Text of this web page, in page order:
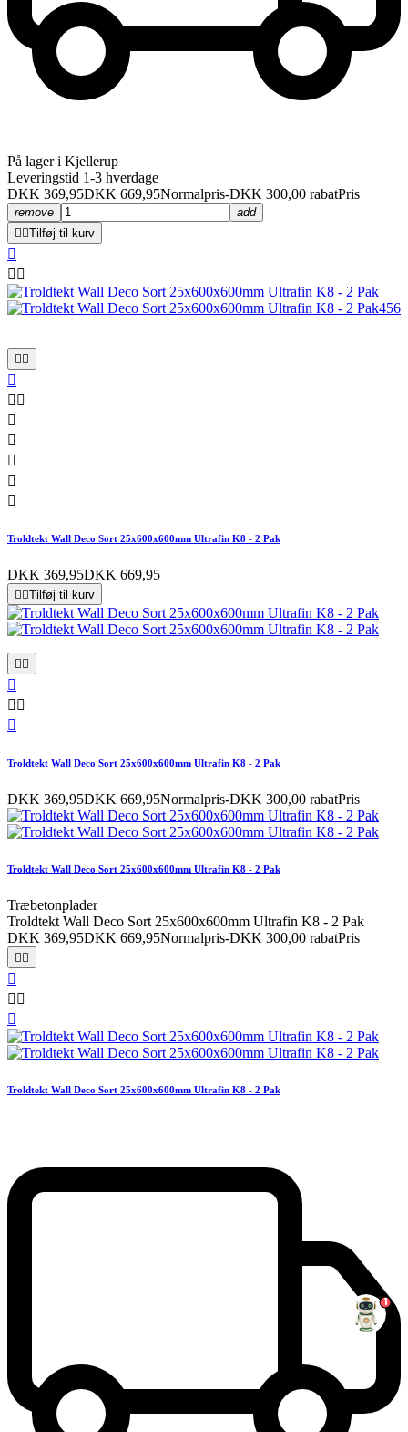
På lager i Kjellerup
Leveringstid 1-3 hverdage
DKK 369,95DKK 669,95Normalpris-DKK 300,00 rabatPris
remove
add
 Tilføj til kurv

 
 

 





Troldtekt Wall Deco Sort 25x600x600mm Ultrafin K8 - 2 Pak
DKK 369,95DKK 669,95
Tilføj til kurv


 

Troldtekt Wall Deco Sort 25x600x600mm Ultrafin K8 - 2 Pak
DKK 369,95DKK 669,95Normalpris-DKK 300,00 rabatPris
Troldtekt Wall Deco Sort 25x600x600mm Ultrafin K8 - 2 Pak
Træbetonplader
Troldtekt Wall Deco Sort 25x600x600mm Ultrafin K8 - 2 Pak
DKK 369,95DKK 669,95Normalpris-DKK 300,00 rabatPris


 

Troldtekt Wall Deco Sort 25x600x600mm Ultrafin K8 - 2 Pak
1